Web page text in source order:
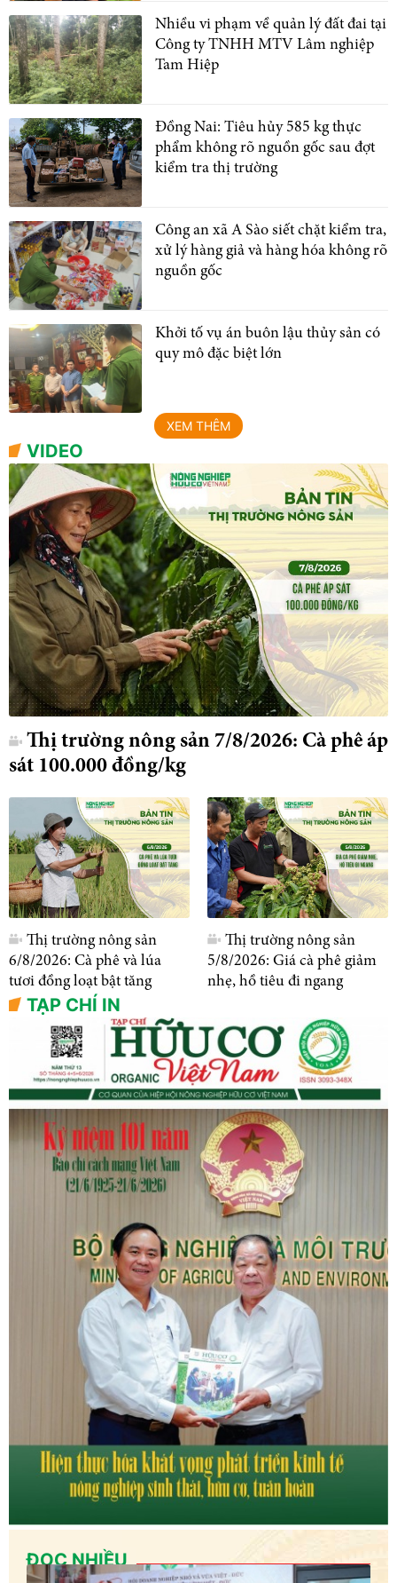
Nhiều vi phạm về quản lý đất đai tại
Công ty TNHH MTV Lâm nghiệp
Tam Hiệp
Đồng Nai: Tiêu hủy 585 kg thực
phẩm không rõ nguồn gốc sau đợt
kiểm tra thị trường
Công an xã A Sào siết chặt kiểm tra,
xử lý hàng giả và hàng hóa không rõ
nguồn gốc
Khởi tố vụ án buôn lậu thủy sản có
quy mô đặc biệt lớn
XEM THÊM
VIDEO
Thị trường nông sản 7/8/2026: Cà phê áp
sát 100.000 đồng/kg
Thị trường nông sản
6/8/2026: Cà phê và lúa
tươi đồng loạt bật tăng
Thị trường nông sản
5/8/2026: Giá cà phê giảm
nhẹ, hồ tiêu đi ngang
TẠP CHÍ IN
ĐỌC NHIỀU